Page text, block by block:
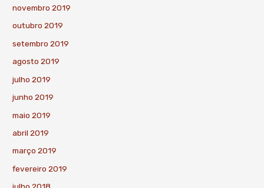
novembro 2019
outubro 2019
setembro 2019
agosto 2019
julho 2019
junho 2019
maio 2019
abril 2019
março 2019
fevereiro 2019